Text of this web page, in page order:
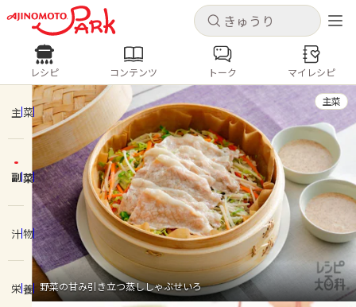
キャンセル
ログインするとレシピを保存できます
ログイン 新規登録
ホーム
コンテンツ
レシピ
キャンセル
レシピ コンテンツ
人気の食材・レシピ
きゅうり なす トマト
とうもろこし
ピーマン
みょうが ゴーヤ
レシピ コンテンツ トーク マイレシピ
主菜
副菜
汁物
栄養 野菜の甘み引き立つ蒸ししゃぶせいろ
主菜